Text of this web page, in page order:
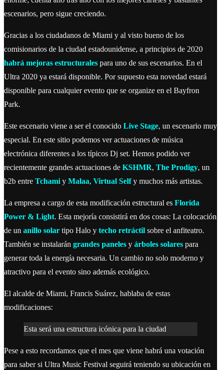
escenarios, pero sigue creciendo.
Gracias a los ciudadanos de Miami y al visto bueno de los
comisionarios de la ciudad estadounidense, a principios de 2020
habrá mejoras estructurales para uno de sus escenarios. En el
Ultra 2020 ya estará disponible. Por supuesto esta novedad estará
disponible para cualquier evento que se organize en el Bayfron
Park.
Este escenario viene a ser el conocido Live Stage, un escenario muy
especial. En este sitio podemos ver actuaciones de música
electrónica diferentes a los típicos Dj set. Hemos podido ver
recientemente grandes actuaciones de KSHMR, The Prodigy, un
b2b entre Tchami y Malaa, Virtual Selfy muchos más artistas.
La empresa a cargo de esta modificación estructural es Florida
Power & Light. Esta mejoría consistirá en dos cosas: La colocación
de un anillo solar tipo Halo y techo retráctil sobre el anfiteatro.
También se instalarán grandes paneles y árboles solares para
generar toda la energía necesaria. Un cambio no solo moderno y
atractivo para el evento sino además ecológico.
El alcalde de Miami, Francis Suárez, hablaba de estas
modificaciones:
Esta será una estructura icónica para la ciudad
Pese a esto recordamos que el mes que viene habrá una votación
para saber si Ultra Music Festival seguirá teniendo su ubicación en